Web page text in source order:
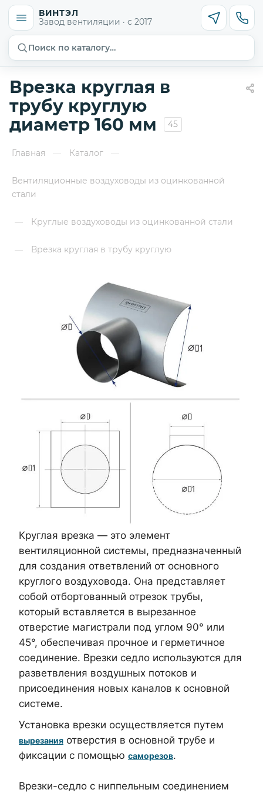
ВИНТЭЛ
Завод вентиляции · с 2017
Поиск по каталогу…
Врезка круглая в
трубу круглую
диаметр 160 мм
45
Главная — Каталог —
Вентиляционные воздуховоды из оцинкованной
стали
— Круглые воздуховоды из оцинкованной стали
— Врезка круглая в трубу круглую
Круглая врезка — это элемент
вентиляционной системы, предназначенный
для создания ответвлений от основного
круглого воздуховода. Она представляет
собой отбортованный отрезок трубы,
который вставляется в вырезанное
отверстие магистрали под углом 90° или
45°, обеспечивая прочное и герметичное
соединение. Врезки седло используются для
разветвления воздушных потоков и
присоединения новых каналов к основной
системе.
Установка врезки осуществляется путем
вырезания отверстия в основной трубе и
фиксации с помощью саморезов.
Врезки-седло с ниппельным соединением